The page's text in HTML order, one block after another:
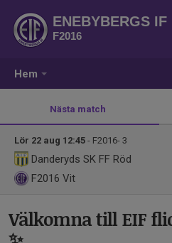
Hem
ENEBYBERGS IF
F2016
Nästa match
Lör 22 aug 12:45 - F2016- 3
Danderyds SK FF Röd
F2016 Vit
Välkomna till EIF